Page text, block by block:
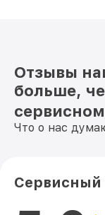
Замена HDMI
Отзывы
больше,
Что о нас
Сервисный